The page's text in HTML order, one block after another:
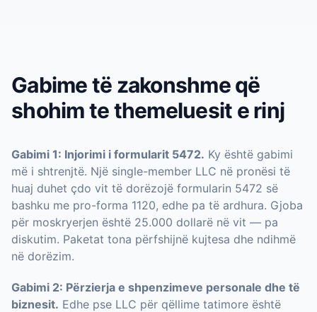
Gabime të zakonshme që
shohim te themeluesit e rinj
Gabimi 1: Injorimi i formularit 5472. Ky është gabimi
më i shtrenjtë. Një single-member LLC në pronësi të
huaj duhet çdo vit të dorëzojë formularin 5472 së
bashku me pro-forma 1120, edhe pa të ardhura. Gjoba
për moskryerjen është 25.000 dollarë në vit — pa
diskutim. Paketat tona përfshijnë kujtesa dhe ndihmë
në dorëzim.
Gabimi 2: Përzierja e shpenzimeve personale dhe të
biznesit. Edhe pse LLC për qëllime tatimore është